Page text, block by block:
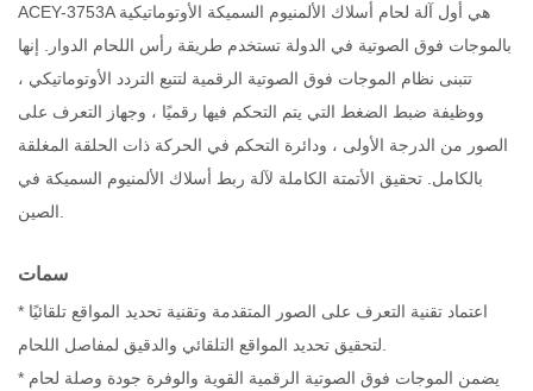
ACEY-3753A هي أول آلة لحام أسلاك الألمنيوم السميكة الأوتوماتيكية
بالموجات فوق الصوتية في الدولة تستخدم طريقة رأس اللحام الدوار. إنها
تتبنى نظام الموجات فوق الصوتية الرقمية لتتبع التردد الأوتوماتيكي ،
ووظيفة ضبط الضغط التي يتم التحكم فيها رقميًا ، وجهاز التعرف على
الصور من الدرجة الأولى ، ودائرة التحكم في الحركة ذات الحلقة المغلقة
بالكامل. تحقيق الأتمتة الكاملة لآلة ربط أسلاك الألمنيوم السميكة في
سمات
* اعتماد تقنية التعرف على الصور المتقدمة وتقنية تحديد المواقع تلقائيًا
* يضمن الموجات فوق الصوتية الرقمية القوية والوفرة جودة وصلة لحام